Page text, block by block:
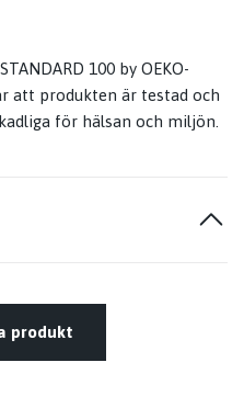
100 by OEKO-
att produkten är testad och
för hälsan och miljön.
produkt